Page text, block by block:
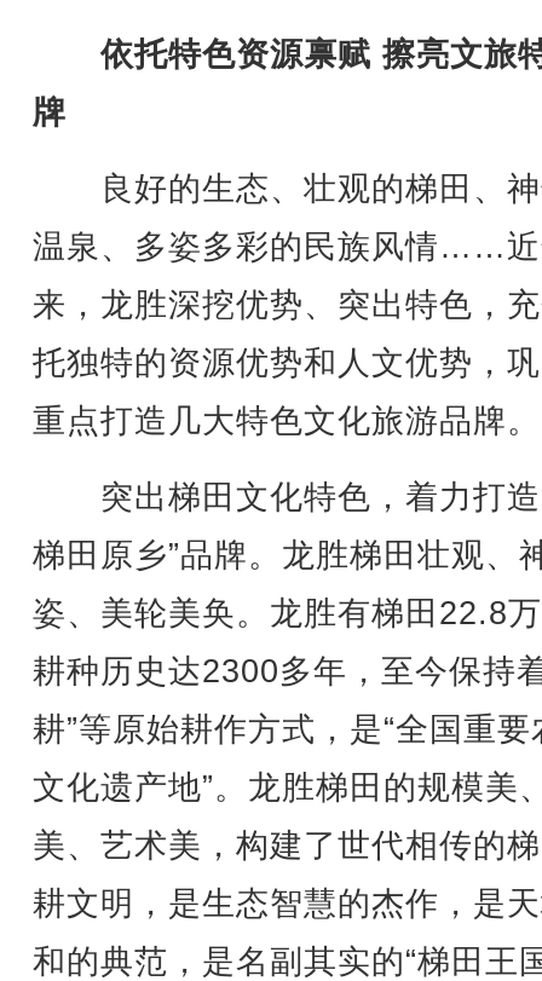
依托特色资源禀赋 擦亮文旅
牌
良好的生态、壮观的梯田、
温泉、多姿多彩的民族风情……
来，龙胜深挖优势、突出特色，
托独特的资源优势和人文优势，
重点打造几大特色文化旅游品牌。
突出梯田文化特色，着力打造
梯田原乡”品牌。龙胜梯田壮观、
姿、美轮美奂。龙胜有梯田22.8
耕种历史达2300多年，至今保持
耕”等原始耕作方式，是“全国重要
文化遗产地”。龙胜梯田的规模美
美、艺术美，构建了世代相传的
耕文明，是生态智慧的杰作，是
和的典范，是名副其实的“梯田王